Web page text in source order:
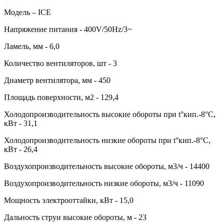
Модель – ICE
Напряжение питания - 400V/50Hz/3~
Ламель, мм - 6,0
Количество вентиляторов, шт - 3
Диаметр вентилятора, мм - 450
Площадь поверхности, м2 - 129,4
Холодопроизводительность высокие обороты при t°кип.-8°С,
кВт - 31,1
Холодопроизводительность низкие обороты при t°кип.-8°С,
кВт - 26,4
Воздухопроизводительность высокие обороты, м3/ч - 14400
Воздухопроизводительность низкие обороты, м3/ч - 11090
Мощность электрооттайки, кВт - 15,0
Дальность струи высокие обороты, м - 23